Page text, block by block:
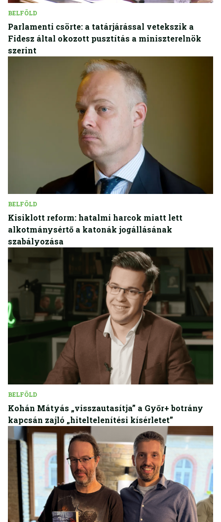
BELFÖLD
Parlamenti csörte: a tatárjárással vetekszik a
Fidesz által okozott pusztítás a miniszterelnök
szerint
BELFÖLD
Kisiklott reform: hatalmi harcok miatt lett
alkotmánysértő a katonák jogállásának
szabályozása
BELFÖLD
Kohán Mátyás „visszautasítja” a Győr+ botrány
kapcsán zajló „hiteltelenítési kísérletet”